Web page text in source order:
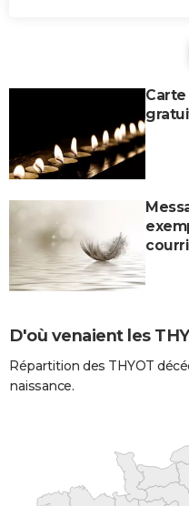
D'où venaient les
Répartition des THYOT
naissance.